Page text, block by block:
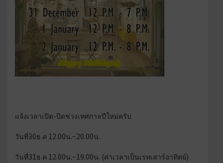
แจ้งเวลาเปิด-ปิดช่วงเทศกาลปีใหม่ครับ
วันที่30ธ.ค 12.00น.~20.00น.
วันที่31ธ.ค 12.00น.~19.00น. (ค่าเวลาเป็นเรทเสาร์อาทิตย์)